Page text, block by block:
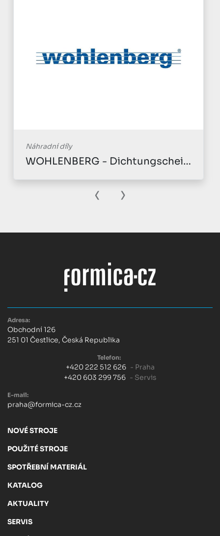
Náhradní díly
WOHLENBERG - Dichtungscheibe
‹ ›
Adresa:
Obchodní 126
251 01 Čestlice, Česká Republika
Telefon:
+420 222 512 626 - Praha
+420 603 299 756 - Servis
E-mail:
praha@formica-cz.cz
NOVÉ STROJE
POUŽITÉ STROJE
SPOTŘEBNÍ MATERIÁL
KATALOG
AKTUALITY
SERVIS